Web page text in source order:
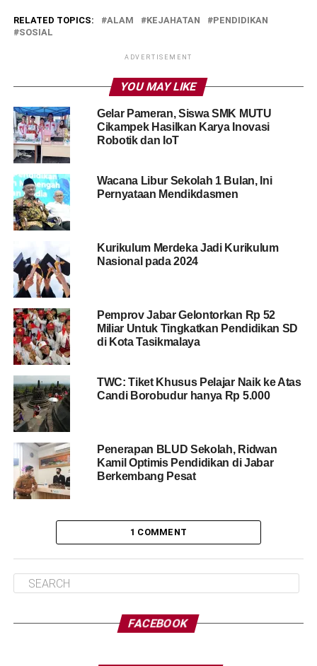
RELATED TOPICS: ALAM KEJAHATAN
PENDIDIKAN
SOSIAL
ADVERTISEMENT
YOU MAY LIKE
Gelar Pameran, Siswa SMK MUTU
Cikampek Hasilkan Karya Inovasi
Robotik dan IoT
Wacana Libur Sekolah 1 Bulan, Ini
Pernyataan Mendikdasmen
Kurikulum Merdeka Jadi Kurikulum
Nasional pada 2024
Pemprov Jabar Gelontorkan Rp 52
Miliar Untuk Tingkatkan Pendidikan SD
di Kota Tasikmalaya
TWC: Tiket Khusus Pelajar Naik ke Atas
Candi Borobudur hanya Rp 5.000
Penerapan BLUD Sekolah, Ridwan
Kamil Optimis Pendidikan di Jabar
Berkembang Pesat
1 COMMENT
FACEBOOK